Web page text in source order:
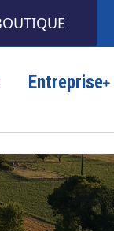
Entreprise